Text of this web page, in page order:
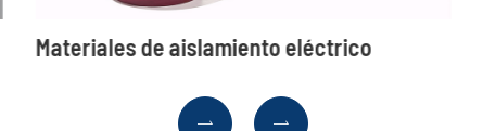
Materiales de aislamiento eléctrico
 